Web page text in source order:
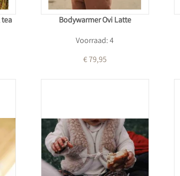
Bodywarmer Ovi Latte
Voorraad: 4
€ 79,95